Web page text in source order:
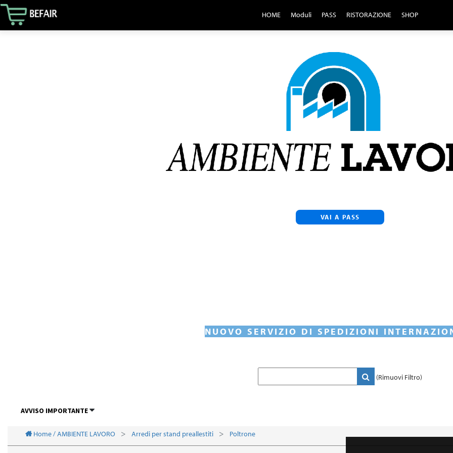
HOME Moduli PASS RISTORAZIONE SHOP
VAI A PASS
NUOVO SERVIZIO DI SPEDIZIONI
(Rimuovi Filtro)
AVVISO IMPORTANTE
Home / AMBIENTE LAVORO Arredi per stand preallestiti Poltrone